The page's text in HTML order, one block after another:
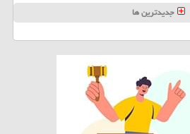
جدیدترین ها